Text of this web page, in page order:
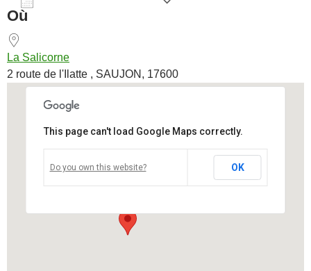
Où
La Salicorne
2 route de l'Ilatte , SAUJON, 17600
Voir Évènements
This page can't load Google Maps correctly.
Do you own this website? OK